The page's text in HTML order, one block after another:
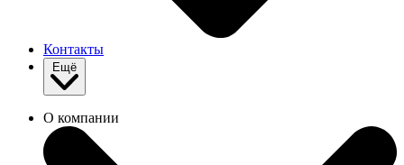
Контакты
О компании